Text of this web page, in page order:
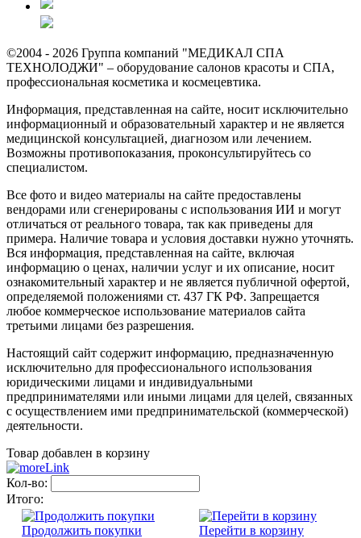
©2004 - 2026 Группа компаний "МЕДИКАЛ СПА
ТЕХНОЛОДЖИ" – оборудование салонов красоты и СПА,
профессиональная косметика и космецевтика.
Информация, представленная на сайте, носит исключительно
информационный и образовательный характер и не является
медицинской консультацией, диагнозом или лечением.
Возможны противопоказания, проконсультируйтесь со
специалистом.
Все фото и видео материалы на сайте предоставлены
вендорами или сгенерированы с использования ИИ и могут
отличаться от реального товара, так как приведены для
примера. Наличие товара и условия доставки нужно уточнять.
Вся информация, представленная на сайте, включая
информацию о ценах, наличии услуг и их описание, носит
ознакомительный характер и не является публичной офертой,
определяемой положениями ст. 437 ГК РФ. Запрещается
любое коммерческое использование материалов сайта
третьими лицами без разрешения.
Настоящий сайт содержит информацию, предназначенную
исключительно для профессионального использования
юридическими лицами и индивидуальными
предпринимателями или иными лицами для целей, связанных
с осуществлением ими предпринимательской (коммерческой)
деятельности.
Товар добавлен в корзину
Кол-во:
Итого:
Продолжить покупки
Перейти в корзину